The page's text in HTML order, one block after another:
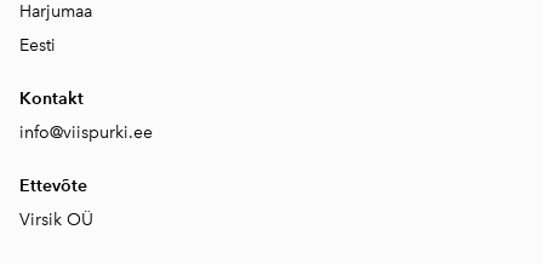
Harjumaa
Eesti
Kontakt
info@viispurki.ee
Ettevõte
Virsik OÜ